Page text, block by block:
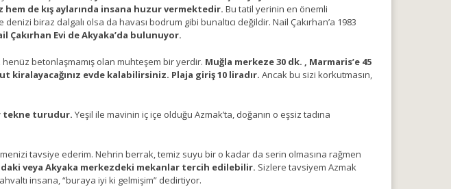
de kış aylarında insana huzur vermektedir. Bu tatil yerinin en önemli
biraz dalgalı olsa da havası bodrum gibi bunaltıcı değildir. Nail Çakırhan’a 1983
Çakırhan Evi de Akyaka’da bulunuyor.
betonlaşmamış olan muhteşem bir yerdir. Muğla merkeze 30 dk. , Marmaris’e 45
evde kalabilirsiniz. Plaja giriş 10 liradır. Ancak bu sizi korkutmasın,
tekne turudur. Yeşil ile mavinin iç içe olduğu Azmak’ta, doğanın o eşsiz tadına
tavsiye ederim. Nehrin berrak, temiz suyu bir o kadar da serin olmasına rağmen
veya Akyaka merkezdeki mekanlar tercih edilebilir. Sizlere tavsiyem Azmak
insana, “buraya iyi ki gelmişim” dedirtiyor.